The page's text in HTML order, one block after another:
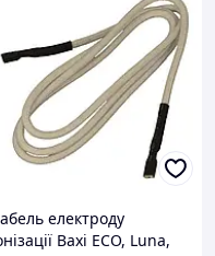
електроду
Baxi ECO, Luna,